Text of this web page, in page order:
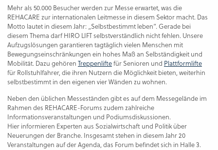
Mehr als 50.000 Besucher werden zur Messe erwartet, was die
REHACARE zur internationalen Leitmesse in diesem Sektor macht. Das
Motto lautet in diesem Jahr: „Selbstbestimmt leben“. Gerade bei
diesem Thema darf HIRO LIFT selbstverständlich nicht fehlen. Unsere
Aufzugslösungen garantieren tagtäglich vielen Menschen mit
Bewegungseinschränkungen ein hohes Maß an Selbständigkeit und
Mobilität. Dazu gehören Treppenliftefür Senioren und Plattformlifte
für Rollstuhlfahrer, die ihren Nutzern die Möglichkeit bieten, weiterhin
selbstbestimmt in den eigenen vier Wänden zu wohnen.
Neben den üblichen Messeständen gibt es auf dem Messegelände im
Rahmen des REHACARE-Forums zudem zahlreiche
Informationsveranstaltungen und Podiumsdiskussionen.
Hier informieren Experten aus Sozialwirtschaft und Politik über
Neuerungen der Branche. Insgesamt stehen in diesem Jahr 20
Veranstaltungen auf der Agenda, das Forum befindet sich in Halle 3.